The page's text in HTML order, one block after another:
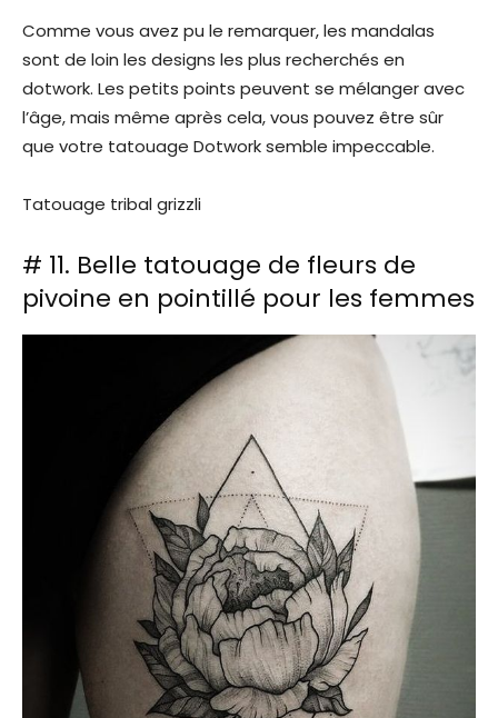
Comme vous avez pu le remarquer, les mandalas
sont de loin les designs les plus recherchés en
dotwork. Les petits points peuvent se mélanger avec
l’âge, mais même après cela, vous pouvez être sûr
que votre tatouage Dotwork semble impeccable.
Tatouage tribal grizzli
# 11. Belle tatouage de fleurs de
pivoine en pointillé pour les femmes